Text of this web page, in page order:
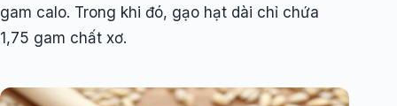
gam calo. Trong khi đó, gạo hạt dài chỉ chứa
1,75 gam chất xơ.